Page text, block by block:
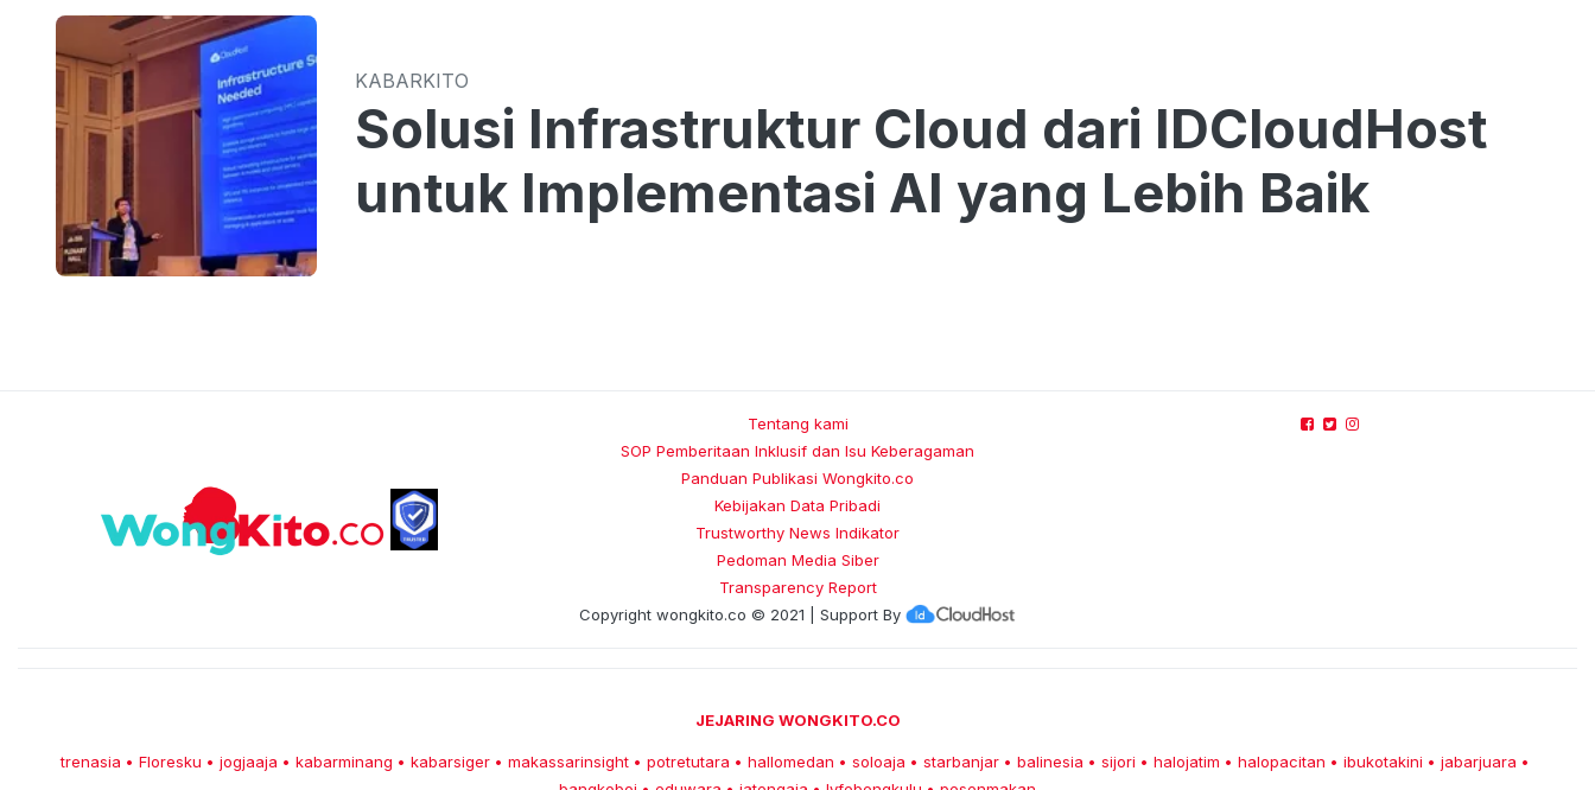
KABARKITO
Solusi Infrastruktur Cloud dari IDCloudHost
untuk Implementasi AI yang Lebih Baik
Tentang kami
SOP Pemberitaan Inklusif dan Isu Keberagaman
Panduan Publikasi Wongkito.co
Kebijakan Data Pribadi
Trustworthy News Indikator
Pedoman Media Siber
Transparency Report
Copyright wongkito.co © 2021 | Support By
JEJARING WONGKITO.CO
trenasia • Floresku • jogjaaja • kabarminang • kabarsiger • makassarinsight • potretutara • hallomedan • soloaja • starbanjar • balinesia • sijori • halojatim • halopacitan • ibukotakini • jabarjuara •